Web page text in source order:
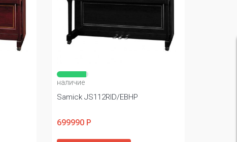
наличие
Samick JS112RID/EBHP
699990 Р